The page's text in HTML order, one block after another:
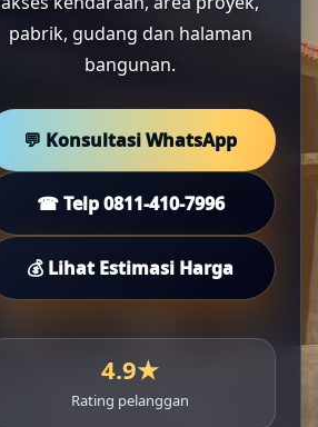
pabrik, gudang dan halaman
bangunan.
💬 Konsultasi WhatsApp
☎ Telp 0811-410-7996
💰 Lihat Estimasi Harga
4.9★
Rating pelanggan